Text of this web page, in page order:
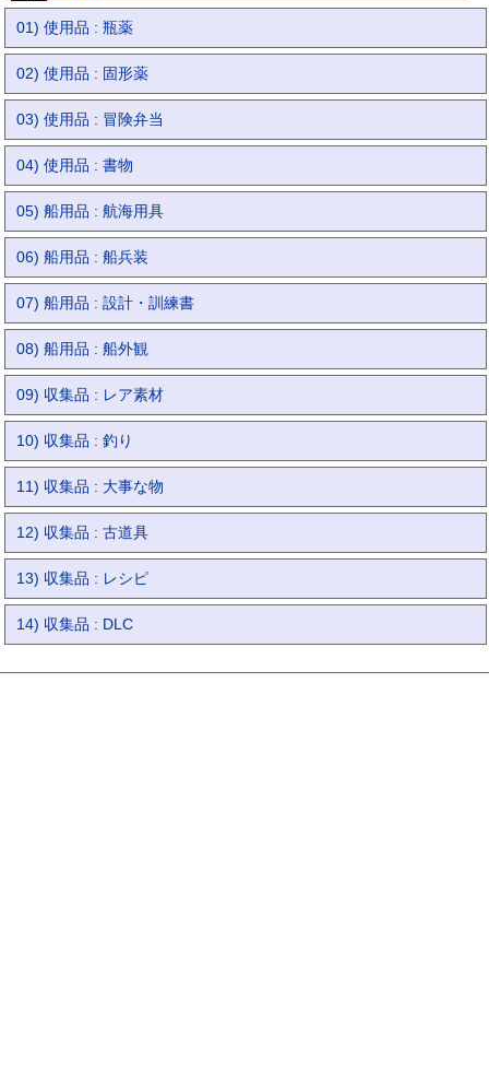
01) 使用品 : 瓶薬
02) 使用品 : 固形薬
03) 使用品 : 冒険弁当
04) 使用品 : 書物
05) 船用品 : 航海用具
06) 船用品 : 船兵装
07) 船用品 : 設計・訓練書
08) 船用品 : 船外観
09) 収集品 : レア素材
10) 収集品 : 釣り
11) 収集品 : 大事な物
12) 収集品 : 古道具
13) 収集品 : レシピ
14) 収集品 : DLC